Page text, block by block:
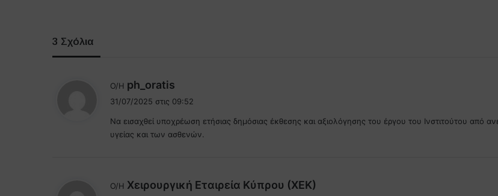
3 Σχόλια
Ο/Η ph_oratis
έ
ι
:
31/07/2025 στις 09:52
Να εισαχθεί υποχρέωση ετήσιας δημόσιας έκθεσης και αξιολόγησης του έργου του Ινστιτούτου
υγείας και των ασθενών.
Ο/Η Χειρουργική Εταιρεία Κύπρου (ΧΕΚ)